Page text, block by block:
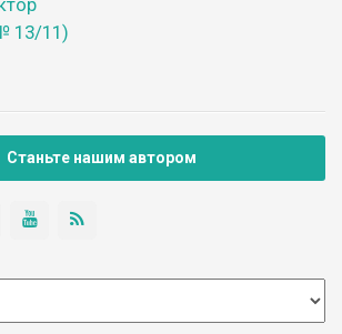
13/11)
Станьте нашим автором